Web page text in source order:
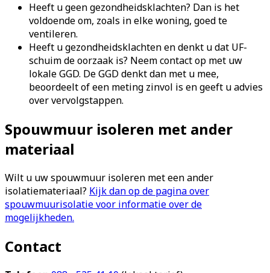
Heeft u geen gezondheidsklachten? Dan is het
voldoende om, zoals in elke woning, goed te
ventileren.
Heeft u gezondheidsklachten en denkt u dat UF-
schuim de oorzaak is? Neem contact op met uw
lokale GGD. De GGD denkt dan met u mee,
beoordeelt of een meting zinvol is en geeft u advies
over vervolgstappen.
Spouwmuur isoleren met ander
materiaal
Wilt u uw spouwmuur isoleren met een ander
isolatiemateriaal? Kijk dan op de pagina over
spouwmuurisolatie voor informatie over de
mogelijkheden.
Contact